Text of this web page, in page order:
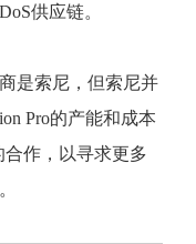
供应链。
是索尼，但索尼并
Pro的产能和成本
作，以寻求更多